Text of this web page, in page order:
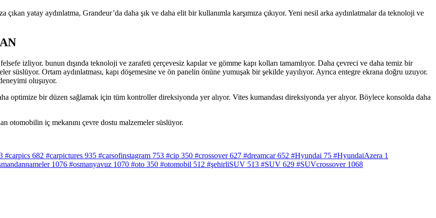
çıkan yatay aydınlatma, Grandeur’da daha şık ve daha elit bir kullanımla karşımıza çıkıyor. Yeni nesil arka aydınlatmalar da teknoloji ve
izliyor. bunun dışında teknoloji ve zarafeti çerçevesiz kapılar ve gömme kapı kolları tamamlıyor. Daha çevreci ve daha temiz bir
süslüyor. Ortam aydınlatması, kapı döşemesine ve ön panelin önüne yumuşak bir şekilde yayılıyor. Ayrıca entegre ekrana doğru uzuyor.
oluşuyor.
optimize bir düzen sağlamak için tüm kontroller direksiyonda yer alıyor. Vites kumandası direksiyonda yer alıyor. Böylece konsolda daha
otomobilin iç mekanını çevre dostu malzemeler süslüyor.
#carpics 682 #carpictures 935 #carsofinstagram 753 #cip 350 #crossover 627 #dreamcar 652 #Hyundai 75 #HyundaiAzera 1
1076 #osmanyavuz 1070 #oto 350 #otomobil 512 #şehirliSUV 513 #SUV 629 #SUVcrossover 1068